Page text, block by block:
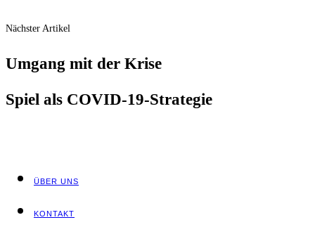
Nächster Artikel
Umgang mit der Krise
Spiel als COVID-19-Strategie
ÜBER UNS
KON­TAKT